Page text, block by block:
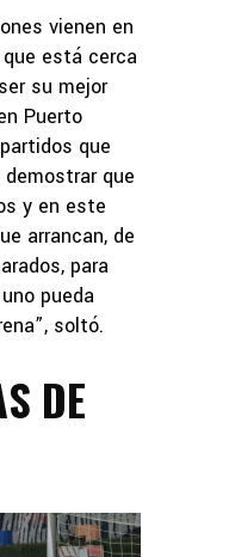
vienen en
está cerca
su mejor
Puerto
que
que
y en este
arrancan, de
para
pueda
soltó.
DE